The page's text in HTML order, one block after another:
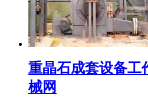
重晶石成套设备工
械网